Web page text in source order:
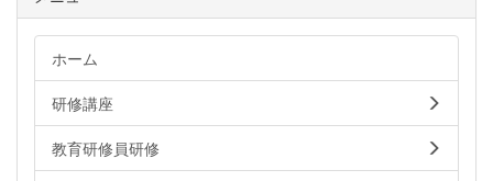
ホーム
研修講座
教育研修員研修